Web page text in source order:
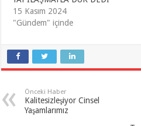
15 Kasım 2024
"Gündem" içinde
Önceki Haber
Kalitesizleşiyor Cinsel
Yaşamlarımız